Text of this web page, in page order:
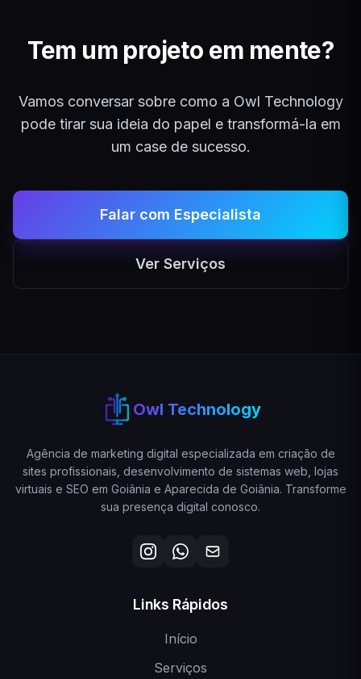
Tem um projeto em mente?
Vamos conversar sobre como a Owl Technology
pode tirar sua ideia do papel e transformá-la em
um case de sucesso.
Falar com Especialista
Ver Serviços
Owl Technology
Agência de marketing digital especializada em criação de
sites profissionais, desenvolvimento de sistemas web, lojas
virtuais e SEO em Goiânia e Aparecida de Goiânia. Transforme
sua presença digital conosco.
Links Rápidos
Início
Serviços